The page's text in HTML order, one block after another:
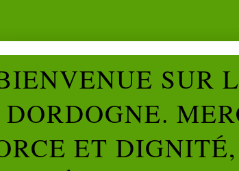
SUR
DORDOGNE.
ET